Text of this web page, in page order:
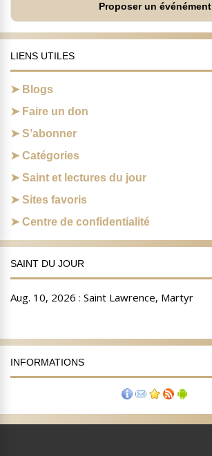
Proposer un événément
LIENS UTILES
Blogs
Faire un don
S’abonner
Catégories
Saint et lectures du jour
Sites favoris
Centre de confidentialité
SAINT DU JOUR
INFORMATIONS